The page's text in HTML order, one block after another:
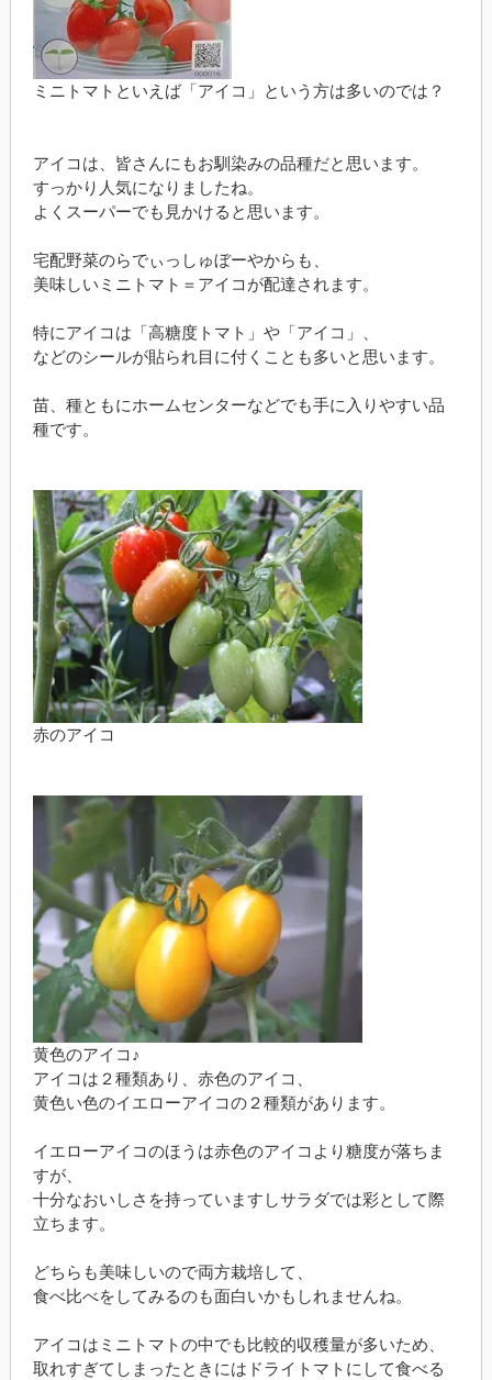
ミニトマトといえば「アイコ」という方は多いのでは？
アイコは、皆さんにもお馴染みの品種だと思います。
すっかり人気になりましたね。
よくスーパーでも見かけると思います。
宅配野菜のらでぃっしゅぼーやからも、
美味しいミニトマト＝アイコが配達されます。
特にアイコは「高糖度トマト」や「アイコ」、
などのシールが貼られ目に付くことも多いと思います。
苗、種ともにホームセンターなどでも手に入りやすい品
種です。
赤のアイコ
黄色のアイコ♪
アイコは２種類あり、赤色のアイコ、
黄色い色のイエローアイコの２種類があります。
イエローアイコのほうは赤色のアイコより糖度が落ちま
すが、
十分なおいしさを持っていますしサラダでは彩として際
立ちます。
どちらも美味しいので両方栽培して、
食べ比べをしてみるのも面白いかもしれませんね。
アイコはミニトマトの中でも比較的収穫量が多いため、
取れすぎてしまったときにはドライトマトにして食べる